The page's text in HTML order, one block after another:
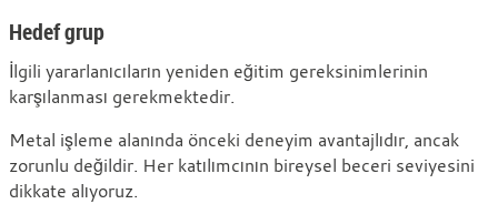
Hedef grup
İlgili yararlanıcıların yeniden eğitim gereksinimlerinin
karşılanması gerekmektedir.
Metal işleme alanında önceki deneyim avantajlıdır, ancak
zorunlu değildir. Her katılımcının bireysel beceri seviyesini
dikkate alıyoruz.